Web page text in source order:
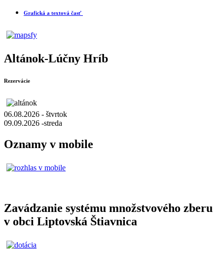
Grafická a textová časť
Altánok-Lúčny Hríb
Rezervácie
06.08.2026 - štvrtok
09.09.2026 -streda
Oznamy v mobile
Zavádzanie systému množstvového zberu
v obci Liptovská Štiavnica